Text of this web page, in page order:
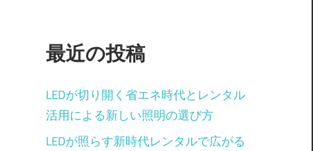
最近の投稿
LEDが切り開く省エネ時代とレンタル
活用による新しい照明の選び方
LEDが照らす新時代レンタルで広がる